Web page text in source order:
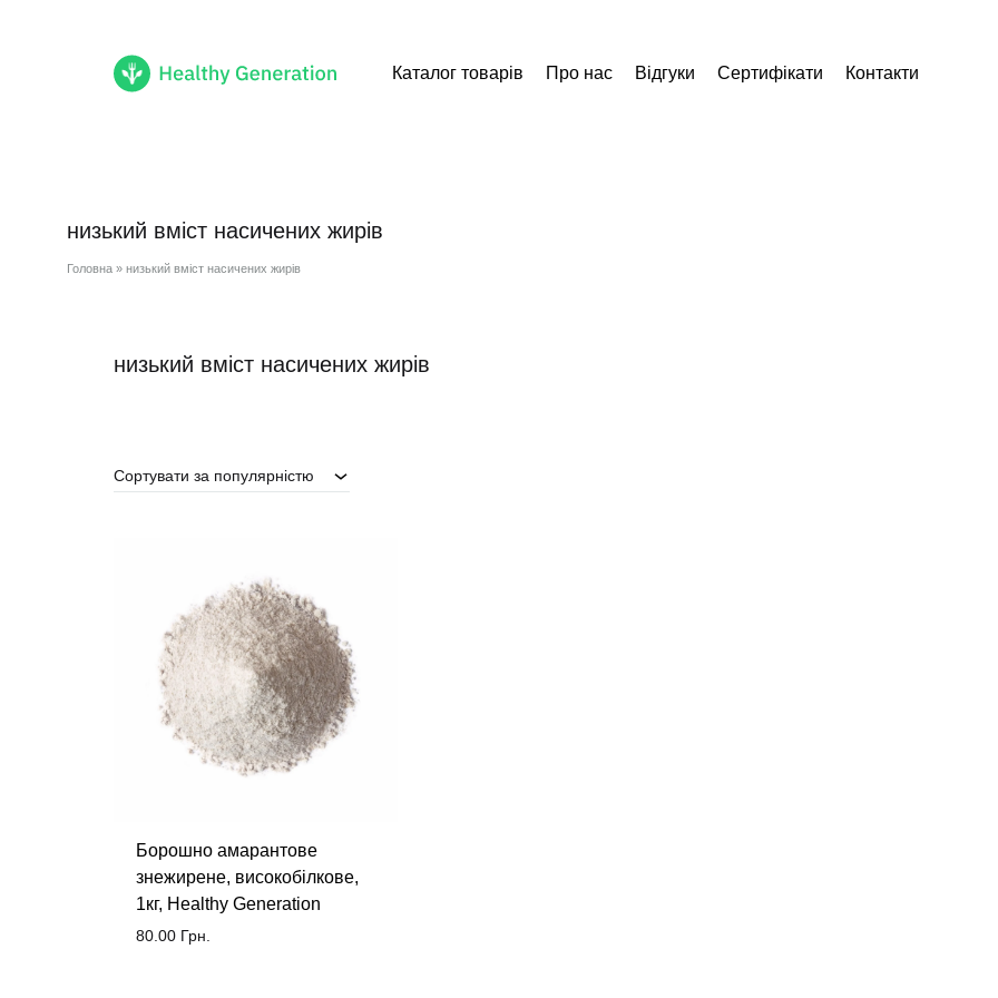
доступні
тобі
Каталог товарів Про нас Відгуки Сертифікати Контакти
низький вміст насичених жирів
Головна » низький вміст насичених жирів
низький вміст насичених жирів
Сортувати за популярністю
Борошно амарантове
знежирене, високобілкове,
1кг, Healthy Generation
80.00 Грн.